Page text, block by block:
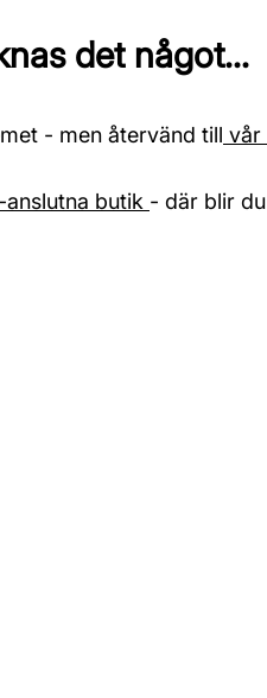
det något...
- men återvänd till vår
butik - där blir